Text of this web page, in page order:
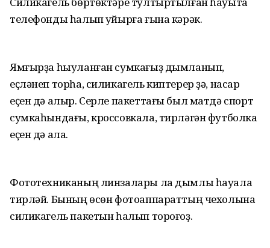
телефонды һалып ҡуйырға ғына кәрәк.
Ямғырҙа һыуланған сумкағыҙ дымланып,
еҫләнеп торһа, силикагель киптерер ҙә, насар
еҫен дә алыр. Серле пакеттағы был матдә спорт
сумкаһындағы, кроссовкала, тирләгән футболка
еҫен дә ала.
Фототехниканың линзалары ла дымлы һауала
тирләй. Бының өсөн фотоаппараттың чехолына
силикагель пакетын һалып тороғоҙ.